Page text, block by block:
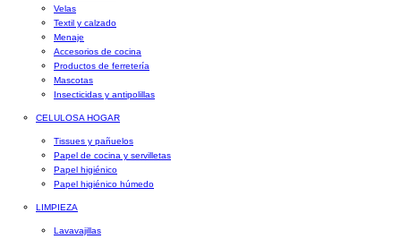
Velas
Textil y calzado
Menaje
Accesorios de cocina
Productos de ferretería
Mascotas
Insecticidas y antipolillas
CELULOSA HOGAR
Tissues y pañuelos
Papel de cocina y servilletas
Papel higiénico
Papel higiénico húmedo
LIMPIEZA
Lavavajillas